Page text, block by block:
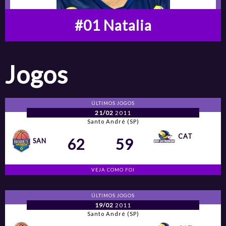
#01 Natalia
Jogos
ÚLTIMOS JOGOS
21/02 2011
Santo André (SP)
SAN 62 59 CAT
VEJA COMO FOI
ÚLTIMOS JOGOS
19/02 2011
Santo André (SP)